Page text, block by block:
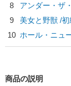
8
アンダー・ザ
9
美女と野獣 /初
10 ホール・ニュ
商品の説明